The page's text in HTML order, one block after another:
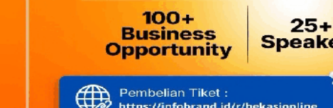
PANJA Karoseri Header Mini